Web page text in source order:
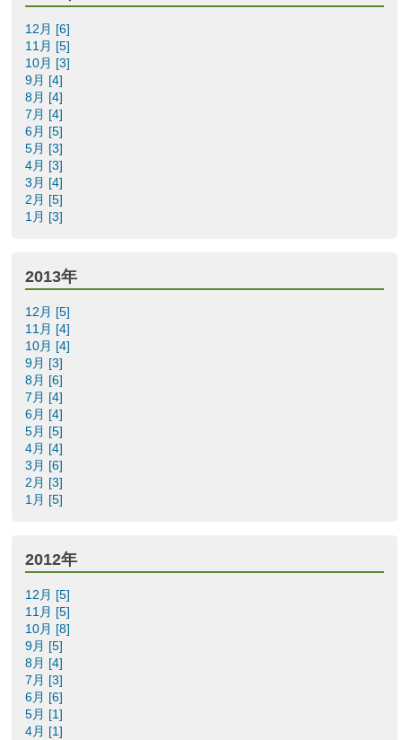
12月 [6]
11月 [5]
10月 [3]
9月 [4]
8月 [4]
7月 [4]
6月 [5]
5月 [3]
4月 [3]
3月 [4]
2月 [5]
1月 [3]
2013年
12月 [5]
11月 [4]
10月 [4]
9月 [3]
8月 [6]
7月 [4]
6月 [4]
5月 [5]
4月 [4]
3月 [6]
2月 [3]
1月 [5]
2012年
12月 [5]
11月 [5]
10月 [8]
9月 [5]
8月 [4]
7月 [3]
6月 [6]
5月 [1]
4月 [1]